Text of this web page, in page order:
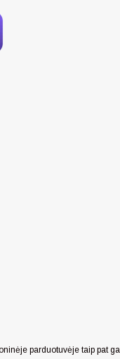
parduotuvėje taip pat